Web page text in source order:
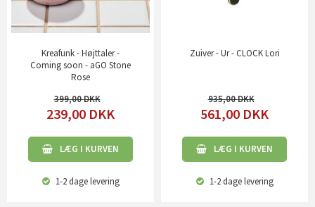
Kreafunk - Højttaler -
Coming soon - aGO Stone
Rose
399,00
239,00 DKK
LÆG I KURVEN
1-2 dagelevering
Zuiver - Ur - CLOCK Lori
935,00
561,00 DKK
LÆG I KURVEN
1-2 dagelevering